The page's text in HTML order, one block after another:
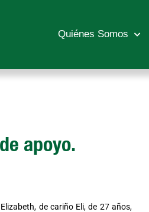
Quiénes Somos
apoyo.
de cariño Eli, de 27 años,